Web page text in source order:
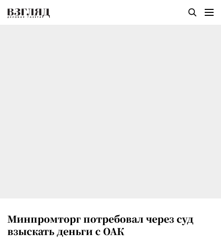
Минпромторг потребовал через суд
взыскать деньги с ОАК